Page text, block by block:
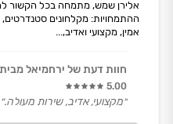
אלירן שמש, מתמחה בכל הקשור
ההתמחויות: מקלחונים סטנדרטים,
אמין, מקצועי ואדיב,...
חוות דעת של ירחמיאל מבית
5.00
״מקצועי, אדיב, שירות מעולה.״